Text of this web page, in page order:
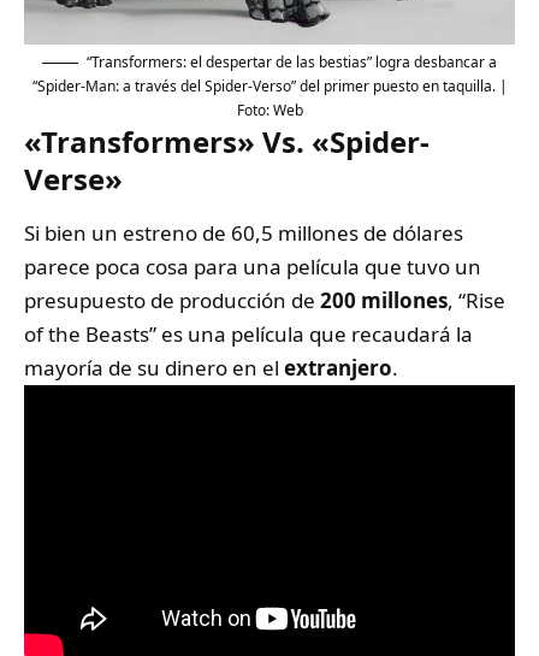
“Transformers: el despertar de las bestias” logra desbancar a
“Spider-Man: a través del Spider-Verso” del primer puesto en taquilla. |
Foto: Web
«Transformers» Vs. «Spider-
Verse»
Si bien un estreno de 60,5 millones de dólares
parece poca cosa para una película que tuvo un
presupuesto de producción de 200 millones, “Rise
of the Beasts” es una película que recaudará la
mayoría de su dinero en el extranjero.